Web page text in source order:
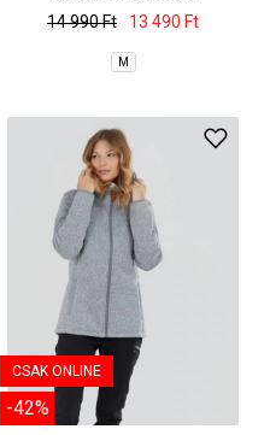
14 990 Ft
13 490 Ft
M
CSAK ONLINE
-42%